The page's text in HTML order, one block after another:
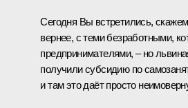
Сегодня Вы встретились,
вернее, с теми безработными,
предпринимателями, – но
получили субсидию по
и там это даёт просто